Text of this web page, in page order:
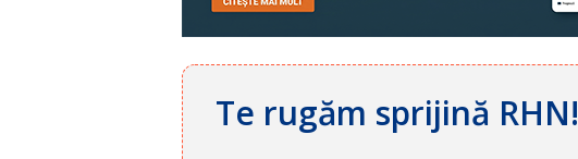
Te rugăm sprijină RHN!